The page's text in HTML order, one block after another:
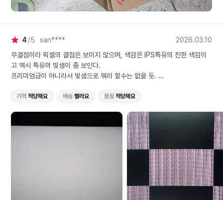
4 5 san****
2026.03.10
무결점이라 픽셀의 결점은 보이지 않으며, 색감은 IPS특유의 진한 색감이
고 역시 특유의 빛샘이 좀 보인다.
프리미엄급이 아니라서 빛샘으로 뭐라 할수는 없을 듯.
고 LG정품패널이라면 나쁘지 않은 가격이다.
가격 적당해요 배송 빨라요 품질 적당해요